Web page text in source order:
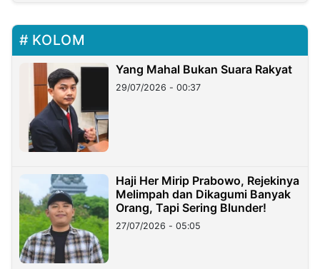
KOLOM
Yang Mahal Bukan Suara Rakyat
29/07/2026 - 00:37
Haji Her Mirip Prabowo, Rejekinya
Melimpah dan Dikagumi Banyak
Orang, Tapi Sering Blunder!
27/07/2026 - 05:05